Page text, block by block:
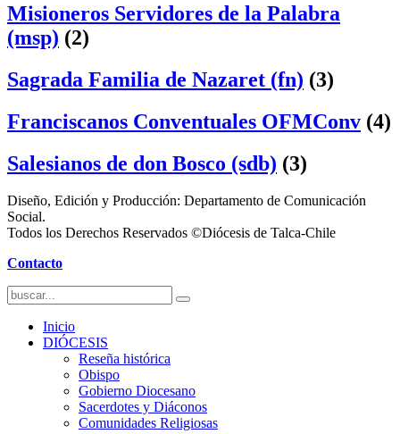
Misioneros Servidores de la Palabra
(msp) (2)
Sagrada Familia de Nazaret (fn) (3)
Franciscanos Conventuales OFMConv (4)
Salesianos de don Bosco (sdb) (3)
Diseño, Edición y Producción: Departamento de Comunicación
Social.
Todos los Derechos Reservados ©Diócesis de Talca-Chile
Contacto
Inicio
DIÓCESIS
Reseña histórica
Obispo
Gobierno Diocesano
Sacerdotes y Diáconos
Comunidades Religiosas